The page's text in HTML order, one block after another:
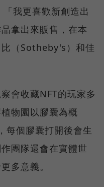
我更喜歡新創造出
拿出來販售，在本
（Sotheby's）和佳
會收藏NFT的玩家多
物園以膠囊為概
每個膠囊打開後會生
團隊還會在實體世
多意義。